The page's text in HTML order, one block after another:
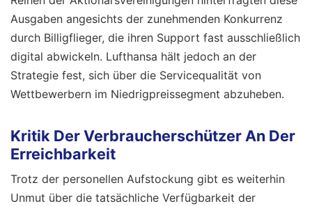
Ausgaben angesichts der zunehmenden Konkurrenz
durch Billigflieger, die ihren Support fast ausschließlich
digital abwickeln. Lufthansa hält jedoch an der
Strategie fest, sich über die Servicequalität von
Wettbewerbern im Niedrigpreissegment abzuheben.
Kritik Der Verbraucherschützer An Der
Erreichbarkeit
Trotz der personellen Aufstockung gibt es weiterhin
Unmut über die tatsächliche Verfügbarkeit der